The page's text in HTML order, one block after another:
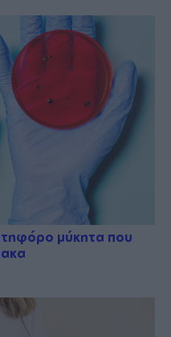
μύκητα που